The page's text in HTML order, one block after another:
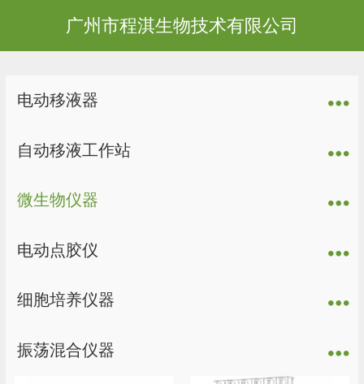
广州市程淇生物技术有限公司
电动移液器
自动移液工作站
微生物仪器
电动点胶仪
细胞培养仪器
振荡混合仪器